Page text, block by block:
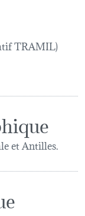
TRAMIL)
et Antilles.